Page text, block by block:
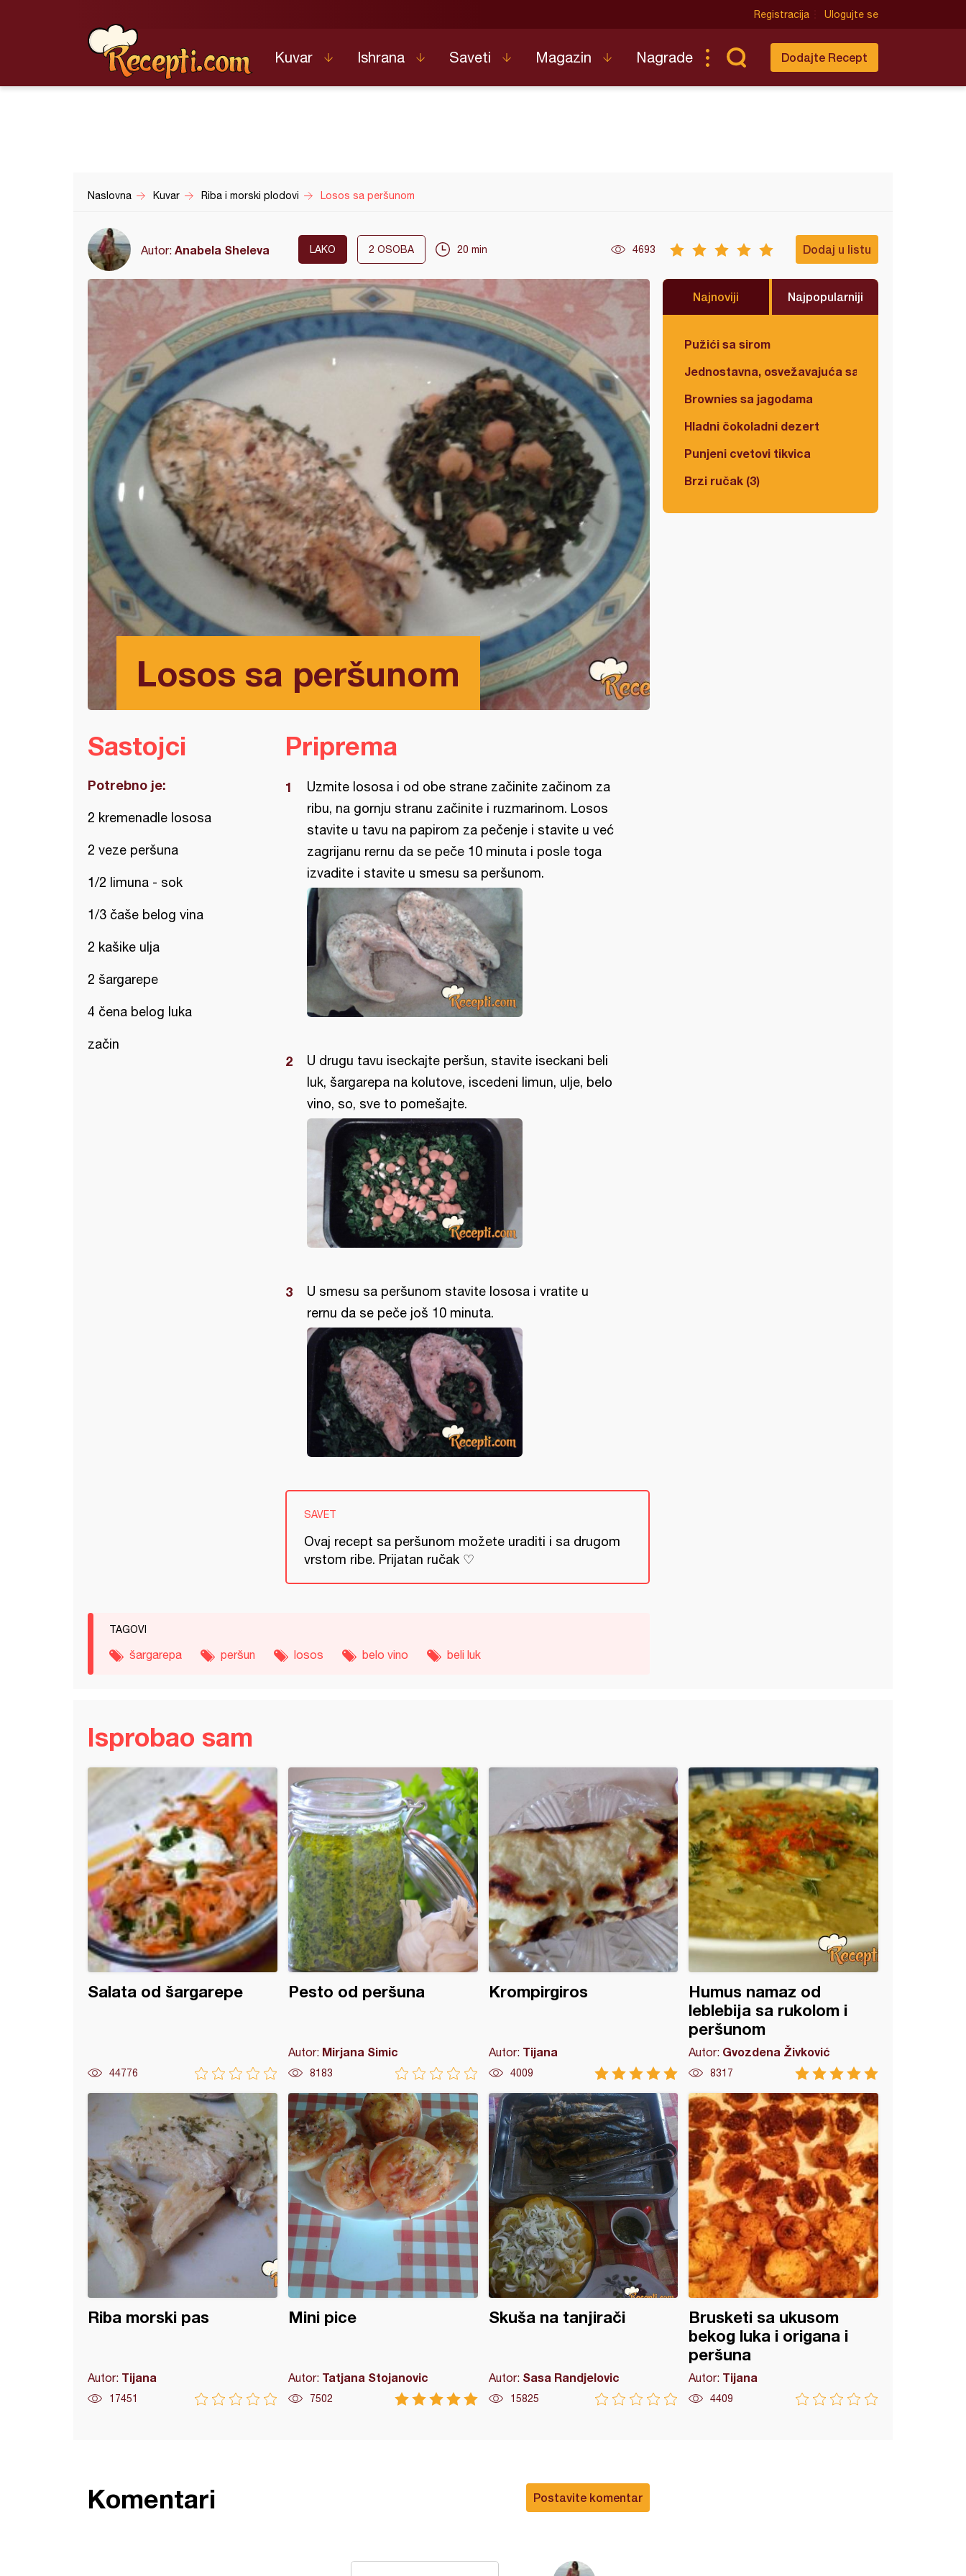
Registracija Ulogujte se
Kuvar Ishrana Saveti Magazin Nagrade Dodajte Recept
Naslovna Kuvar Riba i morski plodovi Losos sa peršunom
Autor: Anabela Sheleva LAKO 2 OSOBA 20 min 4693 Dodaj u listu
Losos sa peršunom
Najnoviji Najpopularniji
Pužići sa sirom
Jednostavna, osvežavajuća salata
Brownies sa jagodama
Hladni čokoladni dezert
Punjeni cvetovi tikvica
Brzi ručak (3)
Sastojci
Potrebno je:
2 kremenadle lososa
2 veze peršuna
1/2 limuna - sok
1/3 čaše belog vina
2 kašike ulja
2 šargarepe
4 čena belog luka
začin
Priprema
Uzmite lososa i od obe strane začinite začinom za
ribu, na gornju stranu začinite i ruzmarinom. Losos
stavite u tavu na papirom za pečenje i stavite u već
zagrijanu rernu da se peče 10 minuta i posle toga
izvadite i stavite u smesu sa peršunom.
U drugu tavu iseckajte peršun, stavite iseckani beli
luk, šargarepa na kolutove, iscedeni limun, ulje, belo
vino, so, sve to pomešajte.
U smesu sa peršunom stavite lososa i vratite u
rernu da se peče još 10 minuta.
SAVET
Ovaj recept sa peršunom možete uraditi i sa drugom
vrstom ribe. Prijatan ručak ♡
TAGOVI
šargarepa peršun losos belo vino beli luk
Isprobao sam
Salata od šargarepe
44776
Pesto od peršuna
Autor: Mirjana Simic
8183
Krompirgiros
Autor: Tijana
4009
Humus namaz od
leblebija sa rukolom i
peršunom
Autor: Gvozdena Živković
8317
namaz od leblebija sa rukolom i peršunom
Riba morski pas
Autor: Tijana
17451
Mini pice
Autor: Tatjana Stojanovic
7502
Skuša na tanjirači
Autor: Sasa Randjelovic
15825
Brusketi sa ukusom
bekog luka i origana i
peršuna
Autor: Tijana
4409
sa ukusom bekog luka i origana i peršuna
Postavite komentar
Komentari